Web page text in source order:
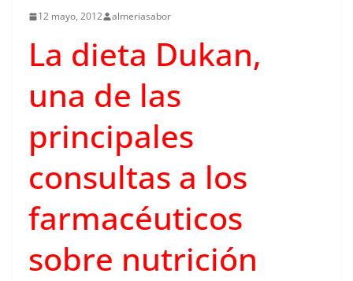
12 mayo, 2012 almeriasabor
La dieta Dukan,
una de las
principales
consultas a los
farmacéuticos
sobre nutrición